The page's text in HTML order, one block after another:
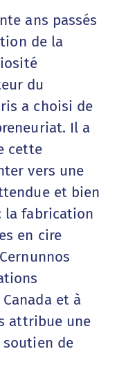
ans passés
de la
du
a choisi de
Il a
cette
vers une
et bien
la fabrication
en cire
et à
attribue une
soutien de